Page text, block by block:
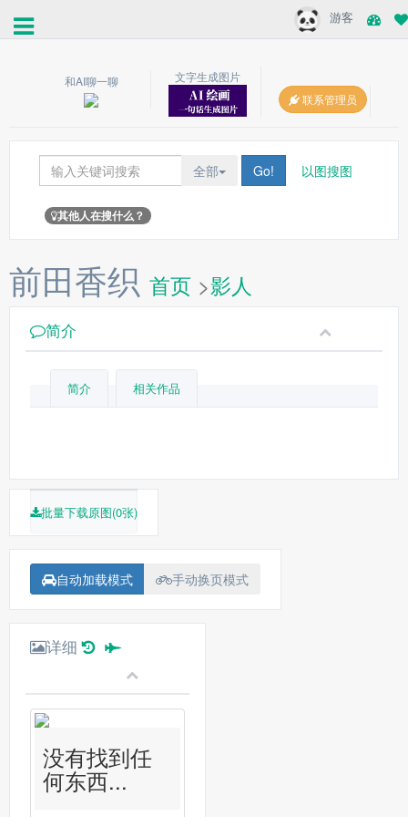
游客
和AI聊一聊
文字生成图片
联系管理员
全部 Go! 以图搜图
其他人在搜什么？
前田香织 首页 >影人
简介
简介 相关作品
批量下载原图(0张)
自动加载模式 手动换页模式
详细
没有找到任
何东西...